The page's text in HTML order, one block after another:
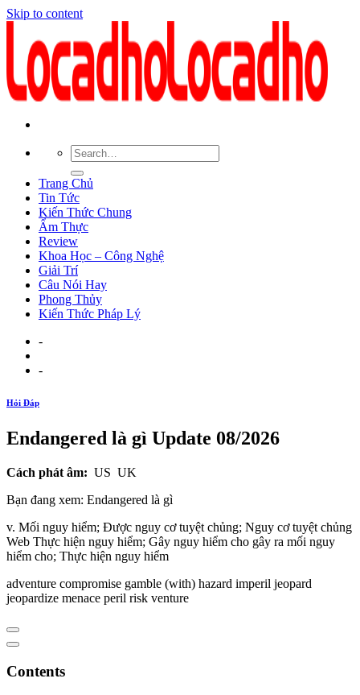
Skip to content
Trang Chủ
Tin Tức
Kiến Thức Chung
Ẩm Thực
Review
Khoa Học – Công Nghệ
Giải Trí
Câu Nói Hay
Phong Thủy
Kiến Thức Pháp Lý
-
-
Hỏi Đáp
Endangered là gì Update 08/2026
Cách phát âm: US UK
Bạn đang xem: Endangered là gì
v. Mối nguy hiểm; Được nguy cơ tuyệt chủng; Nguy cơ tuyệt chủng
Web Thực hiện nguy hiểm; Gây nguy hiểm cho gây ra mối nguy
hiểm cho; Thực hiện nguy hiểm
adventure compromise gamble (with) hazard imperil jeopard
jeopardize menace peril risk venture
Contents